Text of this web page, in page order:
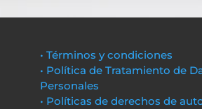
• Términos y condiciones
• Política de Tratamiento de
Personales
• Políticas de derechos de